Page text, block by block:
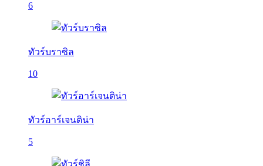
6
ทัวร์บราซิล
10
ทัวร์อาร์เจนติน่า
5